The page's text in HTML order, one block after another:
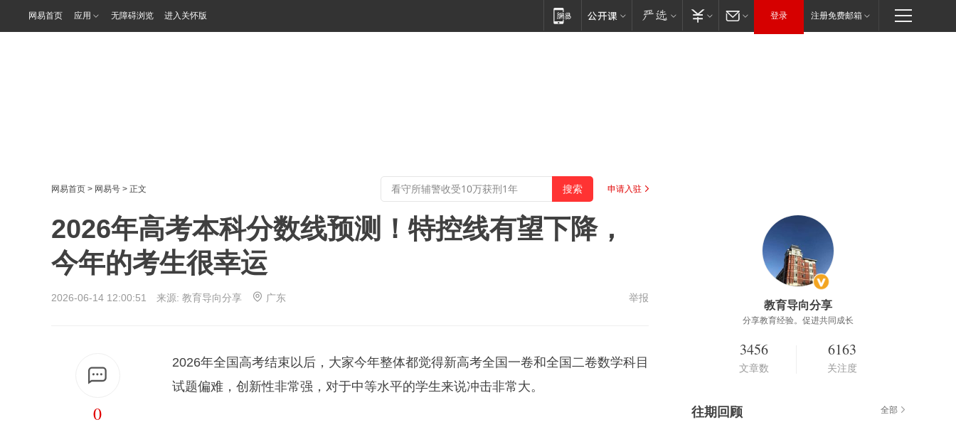
网易首页 应用 无障碍浏览 进入关怀版 登录 注册免费邮箱
网易首页 > 网易号 > 正文 申请入驻
2026年高考本科分数线预测！特控线有望下降，
今年的考生很幸运
2026-06-14 12:00:51 来源: 教育导向分享 广东 举报
0
2026年全国高考结束以后，大家今年整体都觉得新高考全国一卷和全国二卷数学科目
试题偏难，创新性非常强，对于中等水平的学生来说冲击非常大。
教育导向分享
分享教育经验。促进共同成长
3456
文章数
6163
关注度
往期回顾 全部